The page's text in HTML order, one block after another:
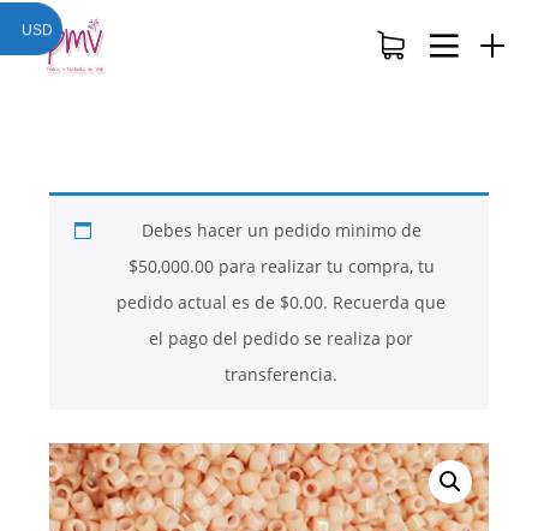
26
NOVIEMBRE
2017
QUE PIEDRAS
26
NOVIEMBRE
2017
QUE ES LA
26
NOVIEMBRE
2017
NUESTROS
Debes hacer un pedido minimo de
$50,000.00para realizar tu compra, tu
pedido actual es de $0.00. Recuerda que
el pago del pedido se realiza por
transferencia.
USD